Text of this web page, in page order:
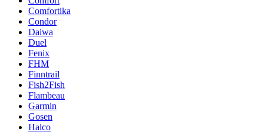
Comfortika
Condor
Daiwa
Duel
Fenix
FHM
Finntrail
Fish2Fish
Flambeau
Garmin
Gosen
Halco